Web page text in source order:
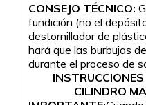
CONSEJO TÉCNICO:
fundición (no el
destornillador de
hará que las burbujas
durante el proceso de
CILINDRO